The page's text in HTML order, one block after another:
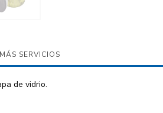
MÁS SERVICIOS
de vidrio.